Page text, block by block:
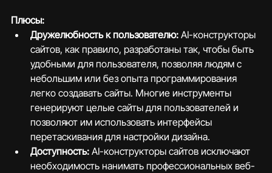
Плюсы:
Дружелюбность к пользователю: AI-конструкторы
сайтов, как правило, разработаны так, чтобы быть
удобными для пользователя, позволяя людям с
небольшим или без опыта программирования
легко создавать сайты. Многие инструменты
генерируют целые сайты для пользователей и
позволяют им использовать интерфейсы
перетаскивания для настройки дизайна.
Доступность: AI-конструкторы сайтов исключают
необходимость нанимать профессиональных веб-